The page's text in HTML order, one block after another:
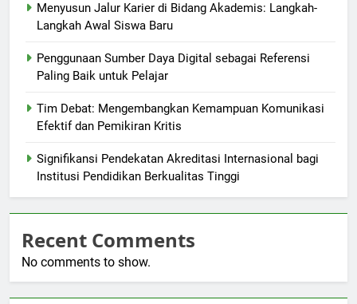
Menyusun Jalur Karier di Bidang Akademis: Langkah-
Langkah Awal Siswa Baru
Penggunaan Sumber Daya Digital sebagai Referensi
Paling Baik untuk Pelajar
Tim Debat: Mengembangkan Kemampuan Komunikasi
Efektif dan Pemikiran Kritis
Signifikansi Pendekatan Akreditasi Internasional bagi
Institusi Pendidikan Berkualitas Tinggi
Recent Comments
No comments to show.